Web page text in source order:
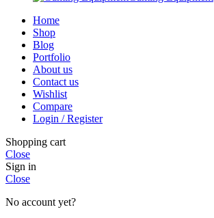
Home
Shop
Blog
Portfolio
About us
Contact us
Wishlist
Compare
Login / Register
Shopping cart
Close
Sign in
Close
No account yet?